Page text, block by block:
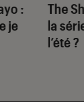
:
je
The
la
l’été ?